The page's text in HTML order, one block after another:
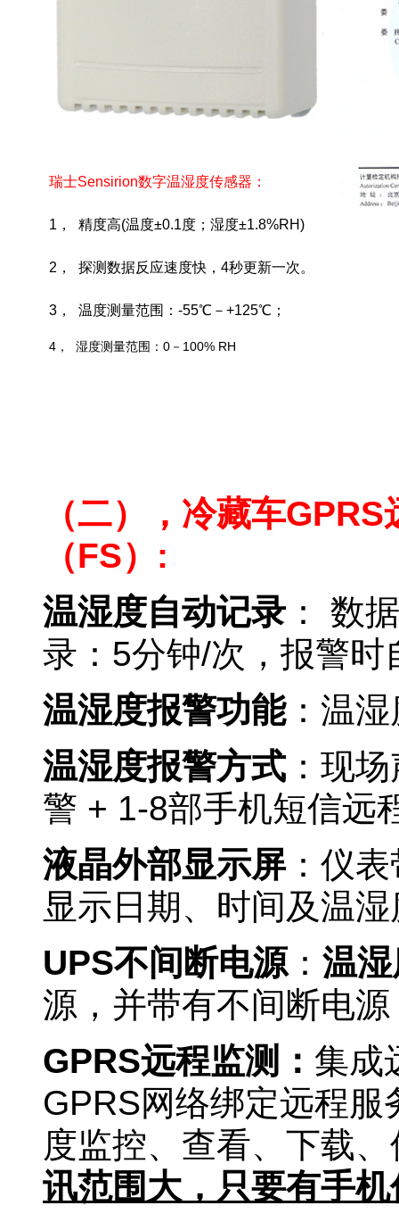
瑞士Sensirion数字温湿度传感器：
1 ， 精度高(温度±0.1度；湿度±1.8%RH)
2 ， 探测数据反应速度快，4秒更新一次。
3 ， 温度测量范围：-55℃－+125℃；
4 ， 湿度测量范围：0－100% RH
（二），冷藏车
（FS）:
温湿度自动记录： 数
录：5分钟/次，报警
温湿度报警功能：温
温湿度报警方式：现
警 + 1-8部手机短信远
液晶外部显示屏：仪
显示日期、时间及温
UPS不间断电源： 温
源，并带有不间断电源
GPRS远程监测： 集成
GPRS网络绑定远程
度监控、 查看、下载
讯范围大，只要有手